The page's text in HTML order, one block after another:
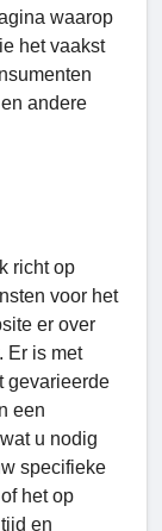
waarop
het vaakst
andere
richt op
voor het
er over
Er is met
gevarieerde
een
u nodig
specifieke
het op
en